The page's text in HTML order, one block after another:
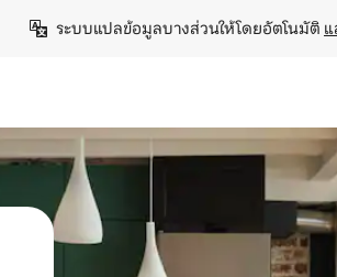
ระบบแปลข้อมูลบางส่วนให้โดยอัตโนมัติ